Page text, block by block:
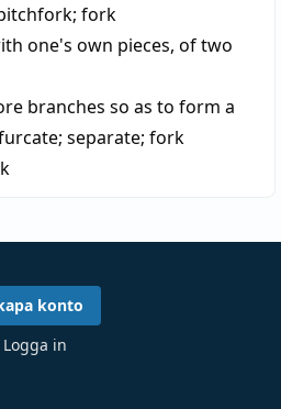
; fork
one's own pieces, of two
branches so as to form a
; separate; fork
konto
Logga in